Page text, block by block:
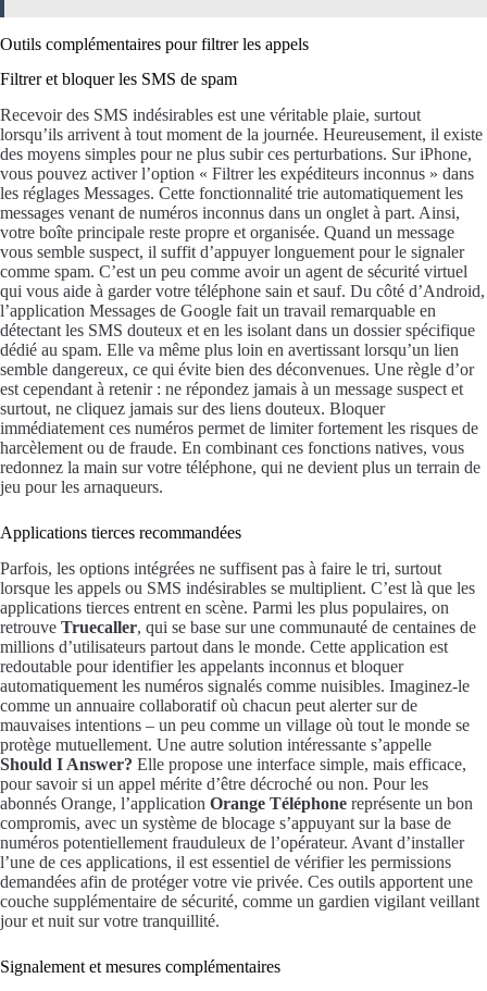
Outils complémentaires pour filtrer les appels
Filtrer et bloquer les SMS de spam
Recevoir des SMS indésirables est une véritable plaie, surtout
lorsqu’ils arrivent à tout moment de la journée. Heureusement, il existe
des moyens simples pour ne plus subir ces perturbations. Sur iPhone,
vous pouvez activer l’option « Filtrer les expéditeurs inconnus » dans
les réglages Messages. Cette fonctionnalité trie automatiquement les
messages venant de numéros inconnus dans un onglet à part. Ainsi,
votre boîte principale reste propre et organisée. Quand un message
vous semble suspect, il suffit d’appuyer longuement pour le signaler
comme spam. C’est un peu comme avoir un agent de sécurité virtuel
qui vous aide à garder votre téléphone sain et sauf. Du côté d’Android,
l’application Messages de Google fait un travail remarquable en
détectant les SMS douteux et en les isolant dans un dossier spécifique
dédié au spam. Elle va même plus loin en avertissant lorsqu’un lien
semble dangereux, ce qui évite bien des déconvenues. Une règle d’or
est cependant à retenir : ne répondez jamais à un message suspect et
surtout, ne cliquez jamais sur des liens douteux. Bloquer
immédiatement ces numéros permet de limiter fortement les risques de
harcèlement ou de fraude. En combinant ces fonctions natives, vous
redonnez la main sur votre téléphone, qui ne devient plus un terrain de
jeu pour les arnaqueurs.
Applications tierces recommandées
Parfois, les options intégrées ne suffisent pas à faire le tri, surtout
lorsque les appels ou SMS indésirables se multiplient. C’est là que les
applications tierces entrent en scène. Parmi les plus populaires, on
retrouve Truecaller, qui se base sur une communauté de centaines de
millions d’utilisateurs partout dans le monde. Cette application est
redoutable pour identifier les appelants inconnus et bloquer
automatiquement les numéros signalés comme nuisibles. Imaginez-le
comme un annuaire collaboratif où chacun peut alerter sur de
mauvaises intentions – un peu comme un village où tout le monde se
protège mutuellement. Une autre solution intéressante s’appelle
Should I Answer? Elle propose une interface simple, mais efficace,
pour savoir si un appel mérite d’être décroché ou non. Pour les
abonnés Orange, l’application Orange Téléphone représente un bon
compromis, avec un système de blocage s’appuyant sur la base de
numéros potentiellement frauduleux de l’opérateur. Avant d’installer
l’une de ces applications, il est essentiel de vérifier les permissions
demandées afin de protéger votre vie privée. Ces outils apportent une
couche supplémentaire de sécurité, comme un gardien vigilant veillant
jour et nuit sur votre tranquillité.
Signalement et mesures complémentaires